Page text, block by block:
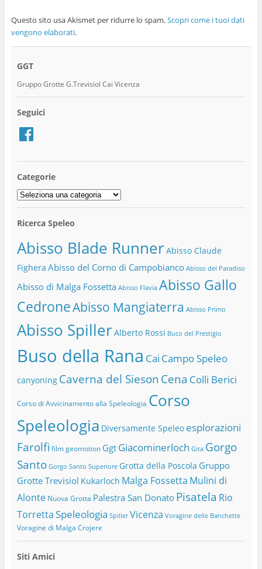
Questo sito usa Akismet per ridurre lo spam.Scopri come i tuoi dati
vengono elaborati.
GGT
Gruppo Grotte G.Trevisiol Cai Vicenza
Seguici
Facebook
Categorie
Categorie
Ricerca Speleo
Abisso Blade RunnerAbisso Claude
Fighera Abisso del Corno di Campobianco Abisso del Paradiso
Abisso di Malga Fossetta Abisso Flavia Abisso Gallo
CedroneAbisso Mangiaterra Abisso Primo
Abisso SpillerAlberto Rossi Buco del Prestigio
Buso della Rana Cai Campo Speleo
canyoning Caverna del Sieson Cena Colli Berici
Corso di Avvicinamento alla Speleologia Corso
Speleologia Diversamente Speleo esplorazioni
Farolfi film geomotion Ggt Giacominerloch Gita Gorgo
Santo Gorgo Santo Superiore Grotta della Poscola Gruppo
Grotte Trevisiol Kukarloch Malga Fossetta Mulini di
Alonte Nuova Grotta Palestra San Donato Pisatela Rio
TorrettaSpeleologia Spiller Vicenza Voragine delle Banchette
Voragine di Malga Crojere
Siti Amici